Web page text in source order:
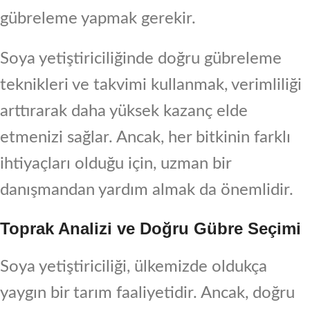
gübreleme yapmak gerekir.
Soya yetiştiriciliğinde doğru gübreleme
teknikleri ve takvimi kullanmak, verimliliği
arttırarak daha yüksek kazanç elde
etmenizi sağlar. Ancak, her bitkinin farklı
ihtiyaçları olduğu için, uzman bir
danışmandan yardım almak da önemlidir.
Toprak Analizi ve Doğru Gübre Seçimi
Soya yetiştiriciliği, ülkemizde oldukça
yaygın bir tarım faaliyetidir. Ancak, doğru